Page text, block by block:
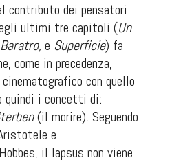
contributo dei pensatori
ultimi tre capitoli (Un
e Superficie) fa
come in precedenza,
con quello
quindi i concetti di:
(il morire). Seguendo
e
il lapsus non viene